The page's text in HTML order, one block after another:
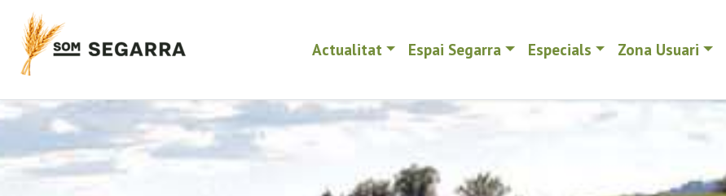
Actualitat Espai Segarra Especials Zona Usuari